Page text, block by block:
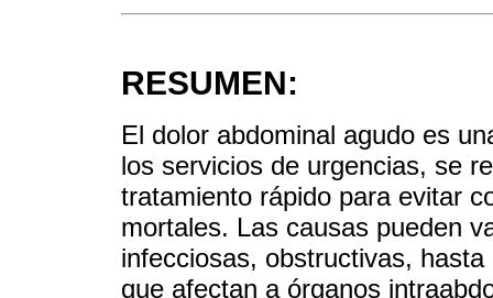
RESUMEN:
El dolor abdominal agudo es
los servicios de urgencias, se
tratamiento rápido para evitar
mortales. Las causas pueden
infecciosas, obstructivas,
que afectan a órganos